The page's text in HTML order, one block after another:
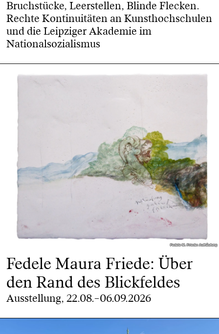
Bruchstücke, Leerstellen, Blinde Flecken.
Rechte Kontinuitäten an Kunsthochschulen
und die Leipziger Akademie im
Nationalsozialismus
Fedele M. Friede: Aufhäufung
Fedele M. Friede: Aufhäufung
Fedele Maura Friede: Über
den Rand des Blickfeldes
Ausstellung, 22.08.–06.09.2026